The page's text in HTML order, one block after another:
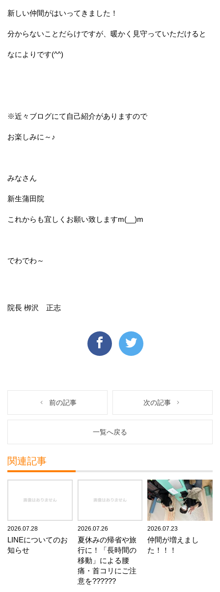
新しい仲間がはいってきました！
分からないことだらけですが、暖かく見守っていただけると
なによりです(^^)
※近々ブログにて自己紹介がありますので
お楽しみに～♪
みなさん
新生蒲田院
これからも宜しくお願い致しますm(__)m
でわでわ～
院長 栁沢 正志
前の記事 次の記事
一覧へ戻る
関連記事
2026.07.28
LINEについてのお
知らせ
2026.07.26
夏休みの帰省や旅
行に！「長時間の
移動」による腰
痛・首コリにご注
意を??????
2026.07.23
仲間が増えまし
た！！！